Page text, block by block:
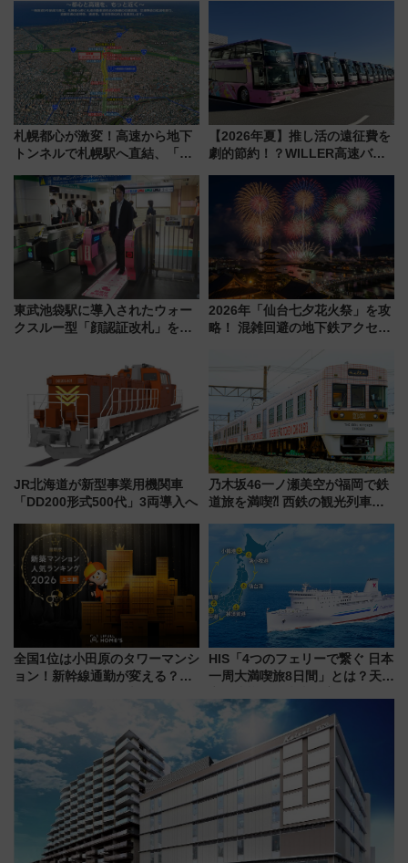
札幌都心が激変！高速から地下
トンネルで札幌駅へ直結、「創
から本格着工、延長4.8km整備
事業の全貌
【2026年夏】推し活の遠征費を
劇的節約！？WILLER高速バス
温泉の最強ルート 予約期間・
対象路線まとめ
東武池袋駅に導入されたウォー
クスルー型「顔認証改札」を見
2026年「仙台七夕花火祭」を攻
略！ 混雑回避の地下鉄アクセス
火前に楽しむ仙台観光ルートま
JR北海道が新型事業用機関車
「DD200形式500代」3両導入へ
乃木坂46一ノ瀬美空が福岡で鉄
道旅を満喫⁈ 西鉄の観光列車
CHIKUGO」で巡る福岡･太宰
府･柳川の旅！YouTubeが公開
に
全国1位は小田原のタワーマンシ
ョン！新幹線通勤が変える？
HIS「4つのフェリーで繋ぐ 日本
一周大満喫旅8日間」とは？天橋
の絶景＆限定グルメを網羅！煩
雑な手続きも不要でお手軽に楽
しめるプランが登場